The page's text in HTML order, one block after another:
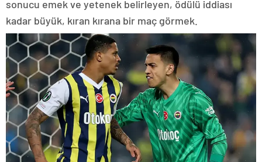
sonucu emek ve yetenek belirleyen, ödülü iddiası
kadar büyük, kıran kırana bir maç görmek.